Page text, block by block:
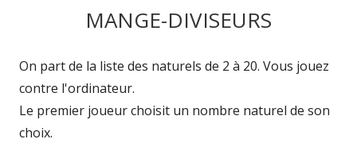
MANGE-DIVISEURS
On part de la liste des naturels de 2 à 20. Vous jouez
contre l'ordinateur.
Le premier joueur choisit un nombre naturel de son
choix.